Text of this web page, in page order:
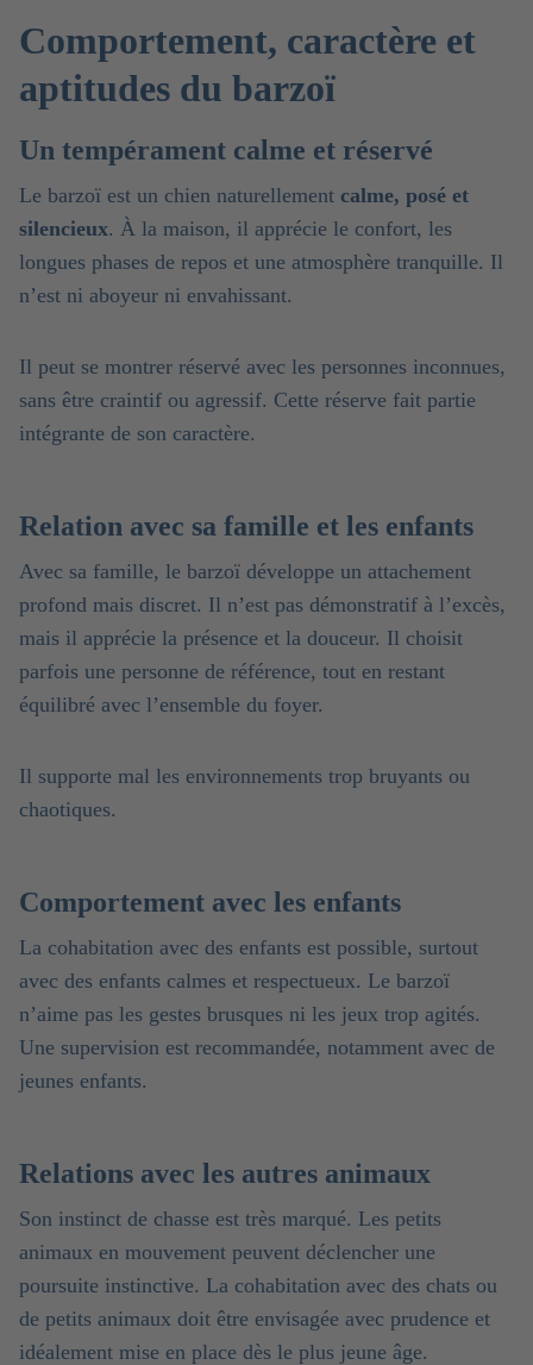
Comportement, caractère et
aptitudes du barzoï
Un tempérament calme et réservé
Le barzoï est un chien naturellement calme, posé et
silencieux. À la maison, il apprécie le confort, les
longues phases de repos et une atmosphère tranquille. Il
n’est ni aboyeur ni envahissant.
Il peut se montrer réservé avec les personnes inconnues,
sans être craintif ou agressif. Cette réserve fait partie
intégrante de son caractère.
Relation avec sa famille et les enfants
Avec sa famille, le barzoï développe un attachement
profond mais discret. Il n’est pas démonstratif à l’excès,
mais il apprécie la présence et la douceur. Il choisit
parfois une personne de référence, tout en restant
équilibré avec l’ensemble du foyer.
Il supporte mal les environnements trop bruyants ou
chaotiques.
Comportement avec les enfants
La cohabitation avec des enfants est possible, surtout
avec des enfants calmes et respectueux. Le barzoï
n’aime pas les gestes brusques ni les jeux trop agités.
Une supervision est recommandée, notamment avec de
jeunes enfants.
Relations avec les autres animaux
Son instinct de chasse est très marqué. Les petits
animaux en mouvement peuvent déclencher une
poursuite instinctive. La cohabitation avec des chats ou
de petits animaux doit être envisagée avec prudence et
idéalement mise en place dès le plus jeune âge.